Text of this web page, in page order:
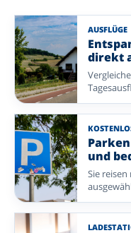
AUSFLÜGE
direkt
oder
Ideal,
mehr von
und
Sie
Mosel, im